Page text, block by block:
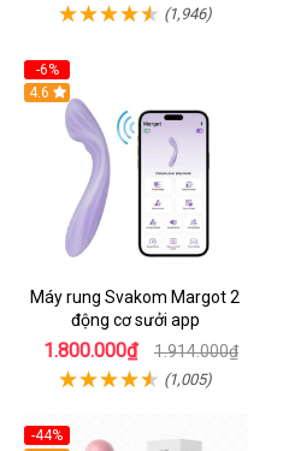
(1,946)
-6%
4.6
Máy rung Svakom Margot 2
động cơ sưởi app
1.800.000₫ 1.914.000₫
(1,005)
-44%